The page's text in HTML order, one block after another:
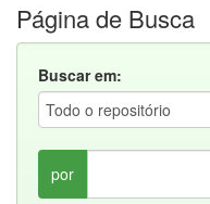
Página de Busca
Buscar em:
por